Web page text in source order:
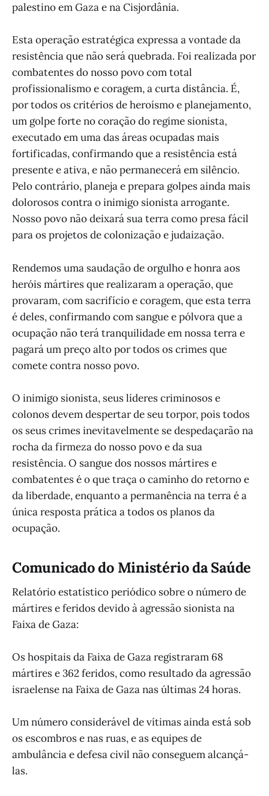
palestino em Gaza e na Cisjordânia.
Esta operação estratégica expressa a vontade da
resistência que não será quebrada. Foi realizada por
combatentes do nosso povo com total
profissionalismo e coragem, a curta distância. É,
por todos os critérios de heroísmo e planejamento,
um golpe forte no coração do regime sionista,
executado em uma das áreas ocupadas mais
fortificadas, confirmando que a resistência está
presente e ativa, e não permanecerá em silêncio.
Pelo contrário, planeja e prepara golpes ainda mais
dolorosos contra o inimigo sionista arrogante.
Nosso povo não deixará sua terra como presa fácil
para os projetos de colonização e judaização.
Rendemos uma saudação de orgulho e honra aos
heróis mártires que realizaram a operação, que
provaram, com sacrifício e coragem, que esta terra
é deles, confirmando com sangue e pólvora que a
ocupação não terá tranquilidade em nossa terra e
pagará um preço alto por todos os crimes que
comete contra nosso povo.
O inimigo sionista, seus líderes criminosos e
colonos devem despertar de seu torpor, pois todos
os seus crimes inevitavelmente se despedaçarão na
rocha da firmeza do nosso povo e da sua
resistência. O sangue dos nossos mártires e
combatentes é o que traça o caminho do retorno e
da liberdade, enquanto a permanência na terra é a
única resposta prática a todos os planos da
ocupação.
Comunicado do Ministério da Saúde
Relatório estatístico periódico sobre o número de
mártires e feridos devido à agressão sionista na
Faixa de Gaza:
Os hospitais da Faixa de Gaza registraram 68
mártires e 362 feridos, como resultado da agressão
israelense na Faixa de Gaza nas últimas 24 horas.
Um número considerável de vítimas ainda está sob
os escombros e nas ruas, e as equipes de
ambulância e defesa civil não conseguem alcançá-
las.